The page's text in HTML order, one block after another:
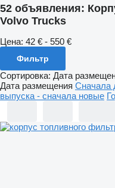
52 объявления:
Volvo Trucks
Цена: 42 € - 550 €
Фильтр
Сортировка: Дата
Дата размещения Сначала
выпуска - сначала новые